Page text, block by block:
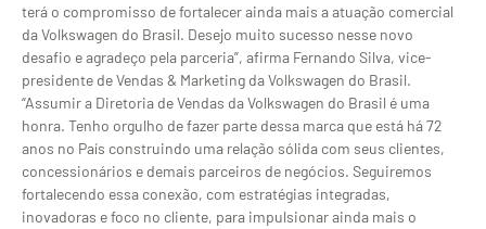
terá o compromisso de fortalecer ainda mais a atuação comercial
da Volkswagen do Brasil. Desejo muito sucesso nesse novo
desafio e agradeço pela parceria”, afirma Fernando Silva, vice-
presidente de Vendas & Marketing da Volkswagen do Brasil.
“Assumir a Diretoria de Vendas da Volkswagen do Brasil é uma
honra. Tenho orgulho de fazer parte dessa marca que está há 72
anos no País construindo uma relação sólida com seus clientes,
concessionários e demais parceiros de negócios. Seguiremos
fortalecendo essa conexão, com estratégias integradas,
inovadoras e foco no cliente, para impulsionar ainda mais o